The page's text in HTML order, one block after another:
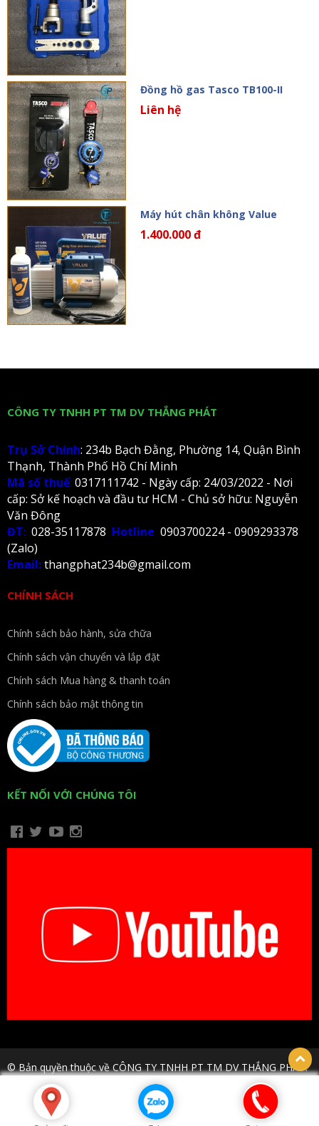
Đồng hồ gas Tasco TB100-II
Liên hệ
Máy hút chân không Value
1.400.000 đ
CÔNG TY TNHH PT TM DV THẮNG PHÁT
Trụ Sở Chính: 234b Bạch Đằng, Phường 14, Quận Bình
Thạnh, Thành Phố Hồ Chí Minh
Mã số thuế: 0317111742 - Ngày cấp: 24/03/2022 - Nơi
cấp: Sở kế hoạch và đầu tư HCM - Chủ sở hữu: Nguyễn
Văn Đông
ĐT: 028-35117878 Hotline 0903700224 - 0909293378
(Zalo)
Email:thangphat234b@gmail.com
CHÍNH SÁCH
Chính sách bảo hành, sửa chữa
Chính sách vận chuyển và lắp đặt
Chính sách Mua hàng & thanh toán
Chính sách bảo mật thông tin
KẾT NỐI VỚI CHÚNG TÔI
© Bản quyền thuộc về CÔNG TY TNHH PT TM DV THẮNG PHÁT.
Thiết kế bởi hpsoft.vn
Số tài khoản: 0909293378Chủ tài khoản: Dương Thị Sỹ
Ngân hàng MB Bank